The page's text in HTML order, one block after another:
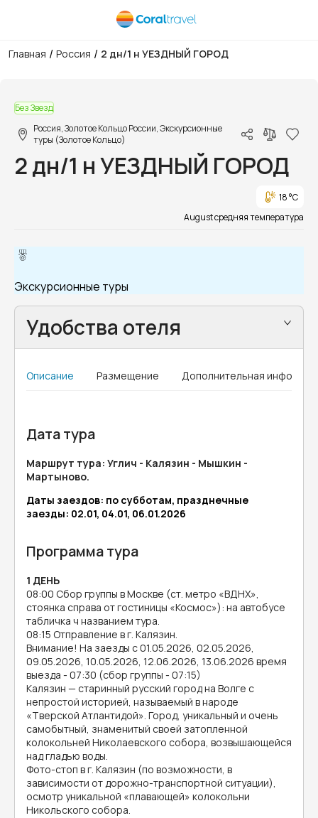
Главная / Россия / 2 дн/1 н УЕЗДНЫЙ ГОРОД
Без Звезд
Россия, Золотое Кольцо России, Экскурсионные
туры (Золотое Кольцо)
2 дн/1 н УЕЗДНЫЙ ГОРОД
18 °C
August средняя температура
Экскурсионные туры
Удобства отеля
Описание Размещение Дополнительная
Дата тура
Маршрут тура: Углич - Калязин - Мышкин -
Мартыново.
Даты заездов: по субботам, празднечные
заезды: 02.01, 04.01, 06.01.2026
Программа тура
1 ДЕНЬ
08:00 Сбор группы в Москве (ст. метро «ВДНХ»,
стоянка справа от гостиницы «Космос»): на автобусе
табличка ч названием тура.
08:15 Отправление в г. Калязин.
Внимание! На заезды с 01.05.2026, 02.05.2026,
09.05.2026, 10.05.2026, 12.06.2026, 13.06.2026 время
выезда - 07:30 (сбор группы - 07:15)
Калязин — старинный русский город на Волге с
непростой историей, называемый в народе
«Тверской Атлантидой». Город, уникальный и очень
самобытный, знаменитый своей затопленной
колокольней Николаевского собора, возвышающейся
над гладью воды.
Фото-стоп в г. Калязин (по возможности, в
зависимости от дорожно-транспортной ситуации),
осмотр уникальной «плавающей» колокольни
Никольского собора.